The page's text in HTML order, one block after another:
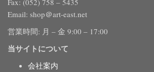
Fax: (052) 758 – 5435
Email: shop＠art-east.net
営業時間: 月 – 金 9:00 – 17:00
当サイトについて
会社案内